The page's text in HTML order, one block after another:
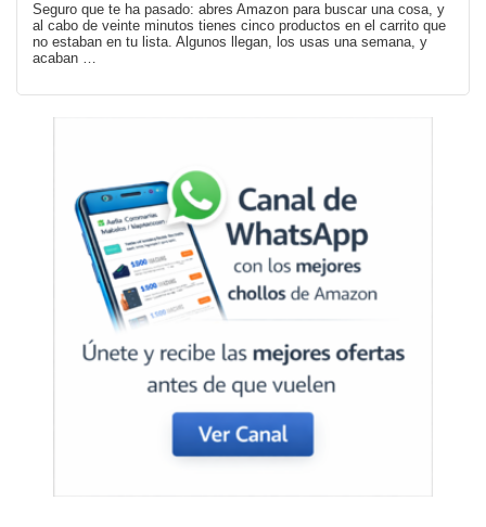
Seguro que te ha pasado: abres Amazon para buscar una cosa, y
al cabo de veinte minutos tienes cinco productos en el carrito que
no estaban en tu lista. Algunos llegan, los usas una semana, y
acaban …